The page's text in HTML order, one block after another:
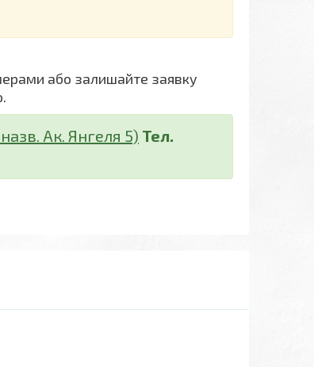
або залишайте заявку
Ак. Янгеля 5) Тел.